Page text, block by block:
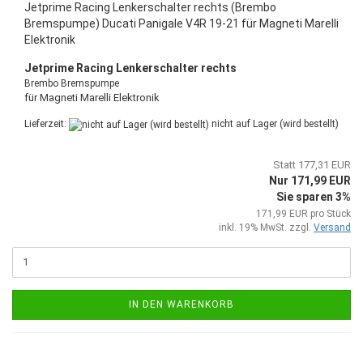
Jetprime Racing Lenkerschalter rechts (Brembo
Bremspumpe) Ducati Panigale V4R 19-21 für Magneti Marelli
Elektronik
Jetprime Racing Lenkerschalter rechts
Brembo Bremspumpe
für Magneti Marelli Elektronik
Lieferzeit: nicht auf Lager (wird bestellt)
Statt 177,31 EUR
Nur 171,99 EUR
Sie sparen 3%
171,99 EUR pro Stück
inkl. 19% MwSt. zzgl. Versand
IN DEN WARENKORB